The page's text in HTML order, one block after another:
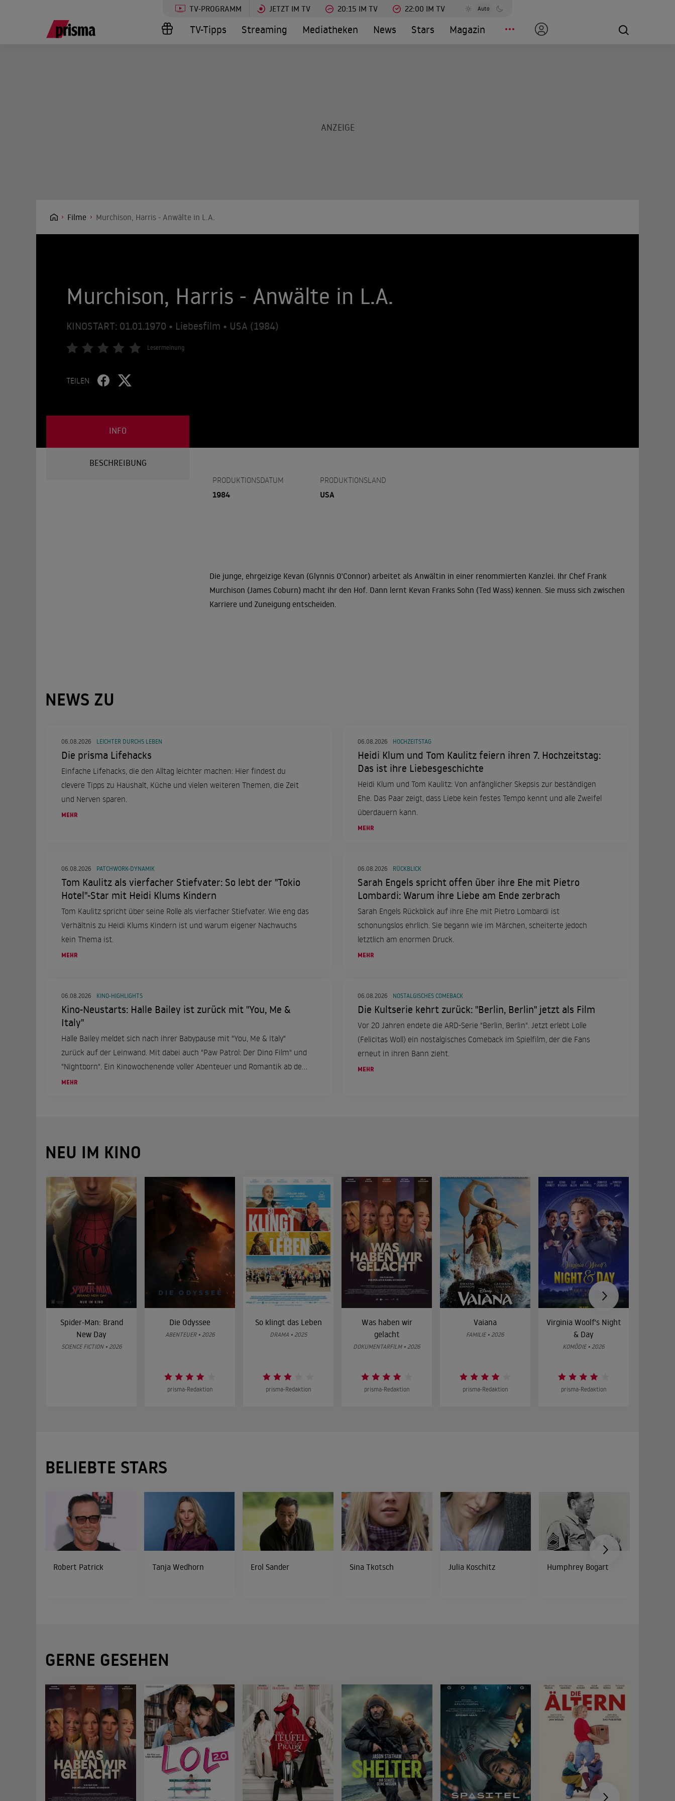
TV-PROGRAMM JETZT IM TV 20:15 IM TV 22:00 IM TV Auto
TV-Tipps Streaming Mediatheken News Stars Magazin
Filme Murchison, Harris - Anwälte in L.A.
Murchison, Harris - Anwälte in L.A.
KINOSTART: 01.01.1970 • Liebesfilm • USA (1984)
Lesermeinung
TEILEN
INFO
BESCHREIBUNG
PRODUKTIONSDATUM
1984
PRODUKTIONSLAND
USA
Die junge, ehrgeizige Kevan (Glynnis O'Connor) arbeitet als Anwältin in einer renommierten Kanzlei. Ihr Chef Frank
Murchison (James Coburn) macht ihr den Hof. Dann lernt Kevan Franks Sohn (Ted Wass) kennen. Sie muss sich zwischen
Karriere und Zuneigung entscheiden.
NEWS ZU
06.08.2026 LEICHTER DURCHS LEBEN
Die prisma Lifehacks
Einfache Lifehacks, die den Alltag leichter machen: Hier findest du
clevere Tipps zu Haushalt, Küche und vielen weiteren Themen, die Zeit
und Nerven sparen.
MEHR
06.08.2026 HOCHZEITSTAG
Heidi Klum und Tom Kaulitz feiern ihren 7. Hochzeitstag:
Das ist ihre Liebesgeschichte
Heidi Klum und Tom Kaulitz: Von anfänglicher Skepsis zur beständigen
Ehe. Das Paar zeigt, dass Liebe kein festes Tempo kennt und alle Zweifel
überdauern kann.
MEHR
06.08.2026 PATCHWORK-DYNAMIK
Tom Kaulitz als vierfacher Stiefvater: So lebt der "Tokio
Hotel"-Star mit Heidi Klums Kindern
Tom Kaulitz spricht über seine Rolle als vierfacher Stiefvater. Wie eng das
Verhältnis zu Heidi Klums Kindern ist und warum eigener Nachwuchs
kein Thema ist.
MEHR
06.08.2026 RÜCKBLICK
Sarah Engels spricht offen über ihre Ehe mit Pietro
Lombardi: Warum ihre Liebe am Ende zerbrach
Sarah Engels Rückblick auf ihre Ehe mit Pietro Lombardi ist
schonungslos ehrlich. Sie begann wie im Märchen, scheiterte jedoch
letztlich am enormen Druck.
MEHR
06.08.2026 KINO-HIGHLIGHTS
Kino-Neustarts: Halle Bailey ist zurück mit "You, Me &
Italy"
Halle Bailey meldet sich nach ihrer Babypause mit "You, Me & Italy"
zurück auf der Leinwand. Mit dabei auch "Paw Patrol: Der Dino Film" und
"Nightborn". Ein Kinowochenende voller Abenteuer und Romantik ab dem
6. August.
MEHR
06.08.2026 NOSTALGISCHES COMEBACK
Die Kultserie kehrt zurück: "Berlin, Berlin" jetzt als Film
Vor 20 Jahren endete die ARD-Serie "Berlin, Berlin". Jetzt erlebt Lolle
(Felicitas Woll) ein nostalgisches Comeback im Spielfilm, der die Fans
erneut in ihren Bann zieht.
MEHR
NEU IM KINO
Spider-Man: Brand
New Day
SCIENCE FICTION • 2026
Die Odyssee
ABENTEUER • 2026
prisma-Redaktion
So klingt das Leben
DRAMA • 2025
prisma-Redaktion
Was haben wir
gelacht
DOKUMENTARFILM • 2026
prisma-Redaktion
Vaiana
FAMILIE • 2026
prisma-Redaktion
Virginia Woolf's Night
& Day
KOMÖDIE • 2026
prisma-Redaktion
BELIEBTE STARS
Robert Patrick Tanja Wedhorn Erol Sander Sina Tkotsch Julia Koschitz Humphrey Bogart
GERNE GESEHEN